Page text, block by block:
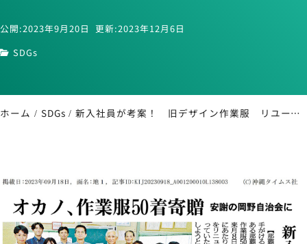
公開:2023年9月20日 更新:2023年12月6日
SDGs
ホーム SDGs 新入社員が考案！ 旧デザイン作業服 リユースプロジェクト